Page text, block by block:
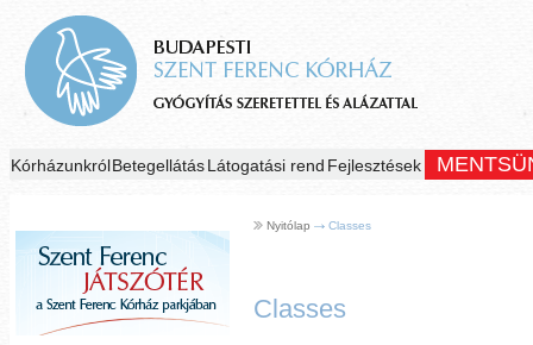
KórházunkrólBetegellátásLátogatási rend Fejlesztések
Nyitólap Classes
Classes